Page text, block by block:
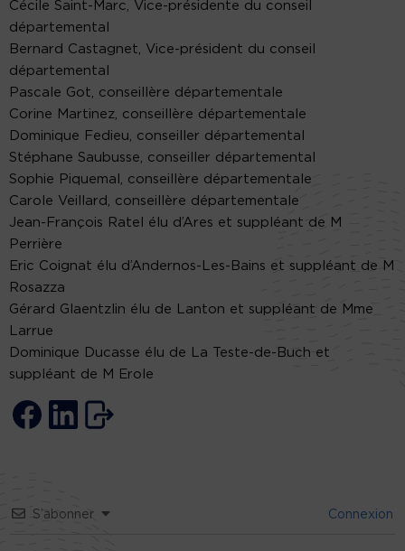
Cécile Saint-Marc, Vice-présidente du conseil
départemental
Bernard Castagnet, Vice-président du conseil
départemental
Pascale Got, conseillère départementale
Corine Martinez, conseillère départementale
Dominique Fedieu, conseiller départemental
Stéphane Saubusse, conseiller départemental
Sophie Piquemal, conseillère départementale
Carole Veillard, conseillère départementale
Jean-François Ratel élu d’Ares et suppléant de M
Perrière
Eric Coignat élu d’Andernos-Les-Bains et suppléant de M
Rosazza
Gérard Glaentzlin élu de Lanton et suppléant de Mme
Larrue
Dominique Ducasse élu de La Teste-de-Buch et
suppléant de M Erole
S’abonner Connexion